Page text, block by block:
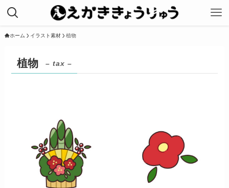
ホーム イラスト素材 植物
植物 – tax –